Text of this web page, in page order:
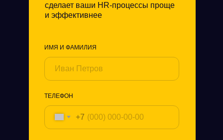
сделает ваши HR-процессы проще
и эффективнее
ИМЯ И ФАМИЛИЯ
ТЕЛЕФОН
+7